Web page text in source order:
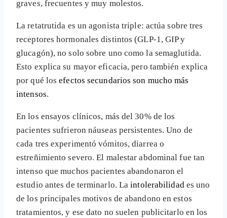
graves, frecuentes y muy molestos.
La retatrutida es un agonista triple: actúa sobre tres
receptores hormonales distintos (GLP-1, GIP y
glucagón), no solo sobre uno como la semaglutida.
Esto explica su mayor eficacia, pero también explica
por qué losefectos secundarios son mucho más
intensos.
En los ensayos clínicos, más del 30% de los
pacientes sufrieron náuseas persistentes. Uno de
cada tres experimentó vómitos, diarrea o
estreñimiento severo. El malestar abdominal fue tan
intenso que muchos pacientes abandonaron el
estudio antes de terminarlo. Laintolerabilidad es uno
de los principales motivos de abandono en estos
tratamientos, y ese dato no suelen publicitarlo en los